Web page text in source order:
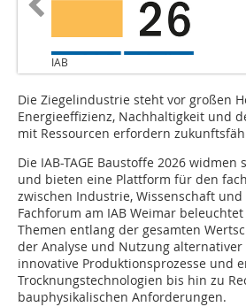
IAB
Die Ziegelindustrie steht vor großen
Energieeffizienz, Nachhaltigkeit und
mit Ressourcen erfordern
Die IAB-TAGE Baustoffe 2026 widmen
und bieten eine Plattform für den
zwischen Industrie, Wissenschaft und
Fachforum am IAB Weimar
Themen entlang der gesamten
der Analyse und Nutzung
innovative Produktionsprozesse und
Trocknungstechnologien bis hin zu
bauphysikalischen Anforderungen.